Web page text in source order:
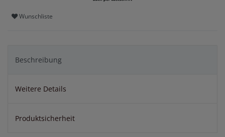
Wunschliste
Beschreibung
Weitere Details
Produktsicherheit